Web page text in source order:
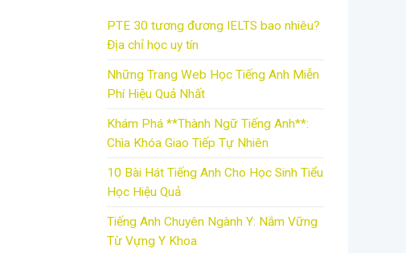
PTE 30 tương đương IELTS bao nhiêu?
Địa chỉ học uy tín
Những Trang Web Học Tiếng Anh Miễn
Phí Hiệu Quả Nhất
Khám Phá **Thành Ngữ Tiếng Anh**:
Chìa Khóa Giao Tiếp Tự Nhiên
10 Bài Hát Tiếng Anh Cho Học Sinh Tiểu
Học Hiệu Quả
Tiếng Anh Chuyên Ngành Y: Nắm Vững
Từ Vựng Y Khoa